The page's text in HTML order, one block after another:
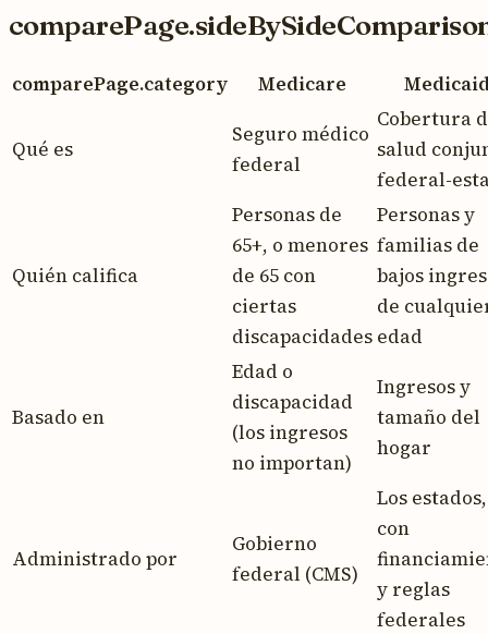
comparePage.category Medicare
Qué es
Seguro médico
federal
Cobertura
salud
federal-
Quién califica
Personas de
65+, o menores
de 65 con
ciertas
discapacidades
Personas y
familias de
bajos
de
edad
Basado en
Edad o
discapacidad
(los ingresos
no importan)
Ingresos y
tamaño del
hogar
Administrado por
Gobierno
federal (CMS)
Los estados,
con
y reglas
federales